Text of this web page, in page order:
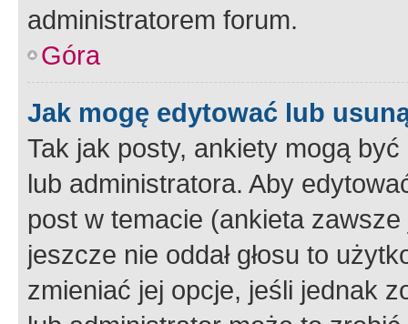
administratorem forum.
Góra
Jak mogę edytować lub
Tak jak posty, ankiety mogą
lub administratora. Aby
post w temacie (ankieta
jeszcze nie oddał głosu to
zmieniać jej opcje, jeśli jednak